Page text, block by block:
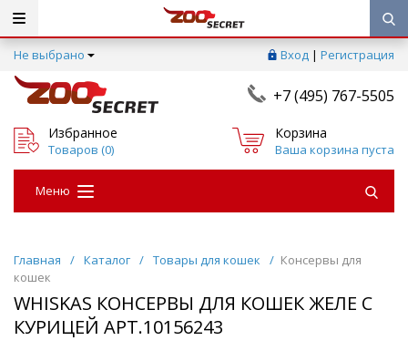
Не выбрано Вход | Регистрация
+7 (495) 767-5505
Избранное
Товаров (0)
Корзина
Ваша корзина пуста
Меню
Главная / Каталог / Товары для кошек / Консервы для
кошек
WHISKAS КОНСЕРВЫ ДЛЯ КОШЕК ЖЕЛЕ С
КУРИЦЕЙ АРТ.10156243